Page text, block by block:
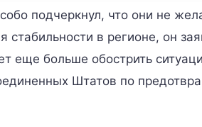
подчеркнул, что они не
в регионе, он
еще больше обострить
Штатов по